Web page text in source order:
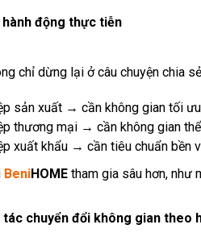
động thực tiễn
chỉ dừng lại ở câu chuyện chia
sản xuất → cần không gian tối
thương mại → cần không gian
xuất khẩu → cần tiêu chuẩn bền
BeniHOME tham gia sâu hơn, như
tác chuyển đổi không gian theo